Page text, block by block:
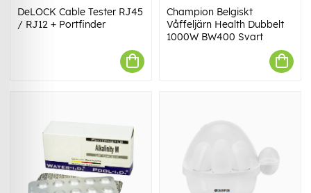
DeLOCK Cable Tester RJ45
/ RJ12 + Portfinder
Champion Belgiskt
Våffeljärn Health Dubbelt
1000W BW400 Svart